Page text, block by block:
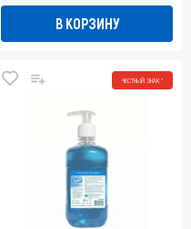
В КОРЗИНУ
ЧЕСТНЫЙ ЗНАК *